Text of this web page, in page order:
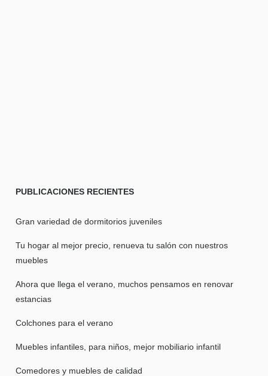
PUBLICACIONES RECIENTES
Gran variedad de dormitorios juveniles
Tu hogar al mejor precio, renueva tu salón con nuestros
muebles
Ahora que llega el verano, muchos pensamos en renovar
estancias
Colchones para el verano
Muebles infantiles, para niños, mejor mobiliario infantil
Comedores y muebles de calidad